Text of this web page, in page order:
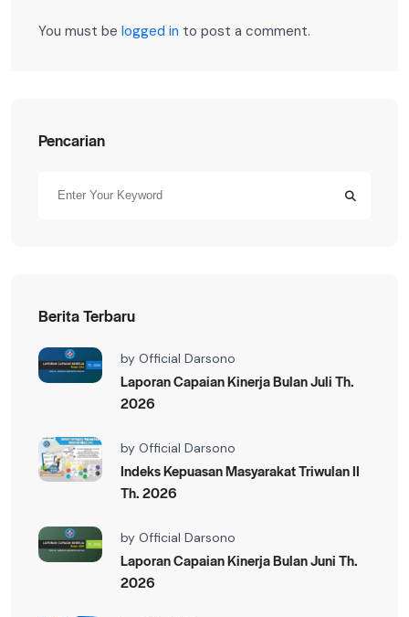
You must be logged in to post a comment.
Pencarian
Berita Terbaru
by Official Darsono
Laporan Capaian Kinerja Bulan Juli Th.
2026
by Official Darsono
Indeks Kepuasan Masyarakat Triwulan II
Th. 2026
by Official Darsono
Laporan Capaian Kinerja Bulan Juni Th.
2026